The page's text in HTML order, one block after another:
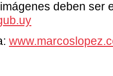
deben ser